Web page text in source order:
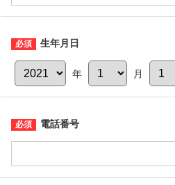
生年月日
年 月
電話番号